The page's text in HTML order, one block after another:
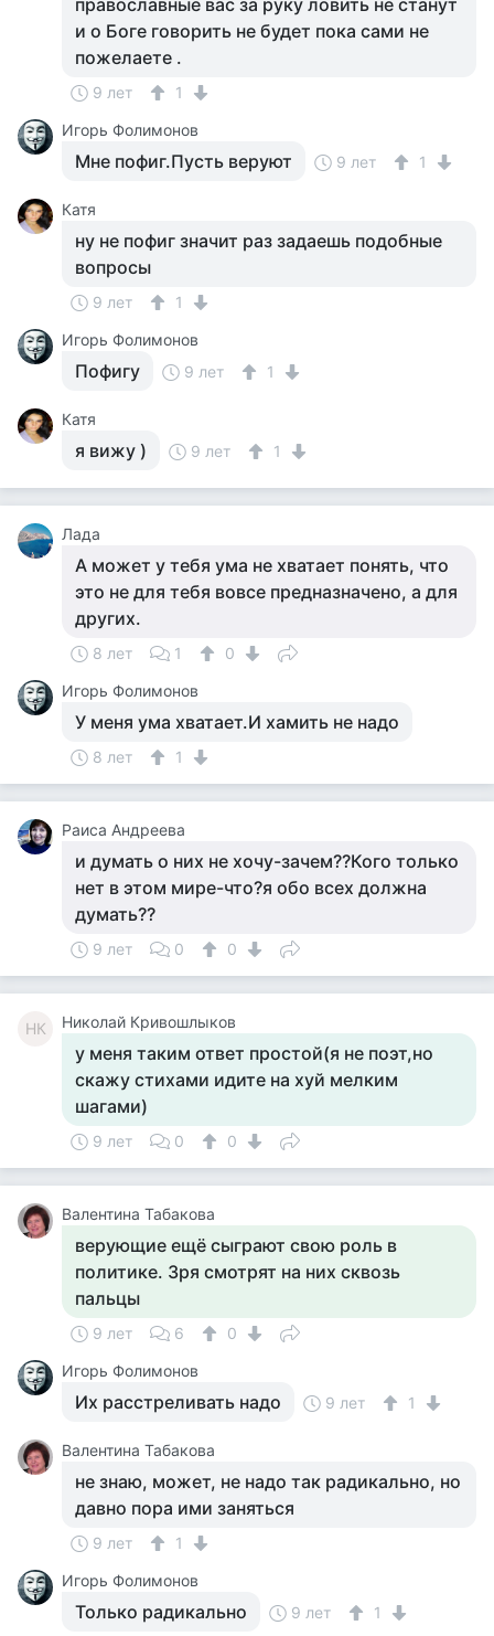
православные вас за руку ловить не станут
и о Боге говорить не будет пока сами не
пожелаете .
9 лет
1
Игорь Фолимонов
Мне пофиг.Пусть веруют 9 лет 1
Катя
ну не пофиг значит раз задаешь подобные
вопросы
9 лет
1
Игорь Фолимонов
Пофигу 9 лет 1
Катя
я вижу ) 9 лет 1
Лада
А может у тебя ума не хватает понять, что
это не для тебя вовсе предназначено, а для
других.
8 лет 1
0
Игорь Фолимонов
У меня ума хватает.И хамить не надо
8 лет 1
Раиса Андреева
и думать о них не хочу-зачем??Кого только
нет в этом мире-что?я обо всех должна
думать??
9 лет 0 0
НК Николай Кривошлыков
у меня таким ответ простой(я не поэт,но
скажу стихами идите на хуй мелким
шагами)
9 лет 0 0
Валентина Табакова
верующие ещё сыграют свою роль в
политике. Зря смотрят на них сквозь
пальцы
9 лет 6
0
Игорь Фолимонов
Их расстреливать надо 9 лет 1
Валентина Табакова
не знаю, может, не надо так радикально, но
давно пора ими заняться
9 лет
1
Игорь Фолимонов
Только радикально 9 лет 1